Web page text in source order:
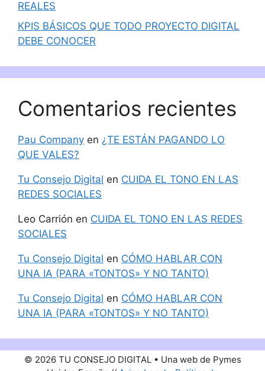
REALES
KPIS BÁSICOS QUE TODO PROYECTO DIGITAL
DEBE CONOCER
Comentarios recientes
Pau Company en ¿TE ESTÁN PAGANDO LO
QUE VALES?
Tu Consejo Digital en CUIDA EL TONO EN LAS
REDES SOCIALES
Leo Carrión en CUIDA EL TONO EN LAS REDES
SOCIALES
Tu Consejo Digital en CÓMO HABLAR CON
UNA IA (PARA «TONTOS» Y NO TANTO)
Tu Consejo Digital en CÓMO HABLAR CON
UNA IA (PARA «TONTOS» Y NO TANTO)
© 2026 TU CONSEJO DIGITAL • Una web de Pymes